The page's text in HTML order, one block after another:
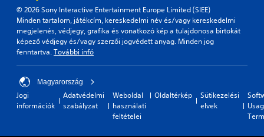
© 2026 Sony Interactive Entertainment Europe Limited (SIEE)
Minden tartalom, játékcím, kereskedelmi név és/vagy kereskedelmi
megjelenés, védjegy, grafika és vonatkozó kép a tulajdonosa birtokát
képező védjegy és/vagy szerzői jogvédett anyag. Minden jog
fenntartva.További infó
Magyarország
Jogi
információk
Adatvédelmi
szabályzat
Weboldal
használati
feltételei
Oldaltérkép
Sütikezelési
elvek